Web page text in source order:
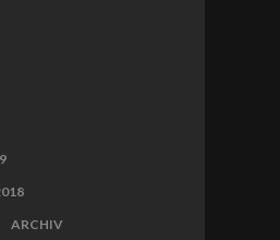
ARCHIV